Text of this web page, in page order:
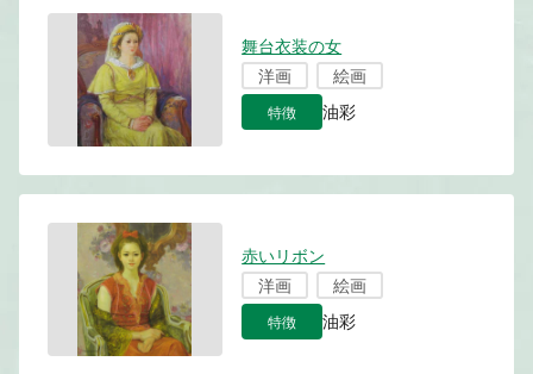
舞台衣装の女
洋画
絵画
特徴 油彩
赤いリボン
洋画
絵画
特徴 油彩